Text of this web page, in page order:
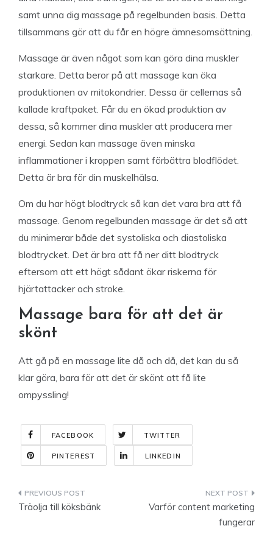
samt unna dig massage på regelbunden basis. Detta
tillsammans gör att du får en högre ämnesomsättning.
Massage är även något som kan göra dina muskler
starkare. Detta beror på att massage kan öka
produktionen av mitokondrier. Dessa är cellernas så
kallade kraftpaket. Får du en ökad produktion av
dessa, så kommer dina muskler att producera mer
energi. Sedan kan massage även minska
inflammationer i kroppen samt förbättra blodflödet.
Detta är bra för din muskelhälsa.
Om du har högt blodtryck så kan det vara bra att få
massage. Genom regelbunden massage är det så att
du minimerar både det systoliska och diastoliska
blodtrycket. Det är bra att få ner ditt blodtryck
eftersom att ett högt sådant ökar riskerna för
hjärtattacker och stroke.
Massage bara för att det är
skönt
Att gå på en massage lite då och då, det kan du så
klar göra, bara för att det är skönt att få lite
ompyssling!
FACEBOOK TWITTER
PINTEREST LINKEDIN
Indlægsnavigation
Träolja till köksbänk
Varför content marketing
fungerar